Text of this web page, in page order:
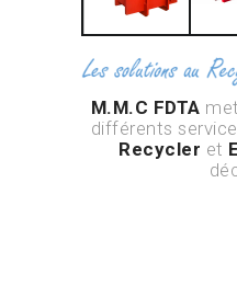
M.M.C FDTA
différents
Recycler et